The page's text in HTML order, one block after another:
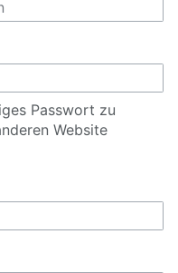
Passwort zu
Website